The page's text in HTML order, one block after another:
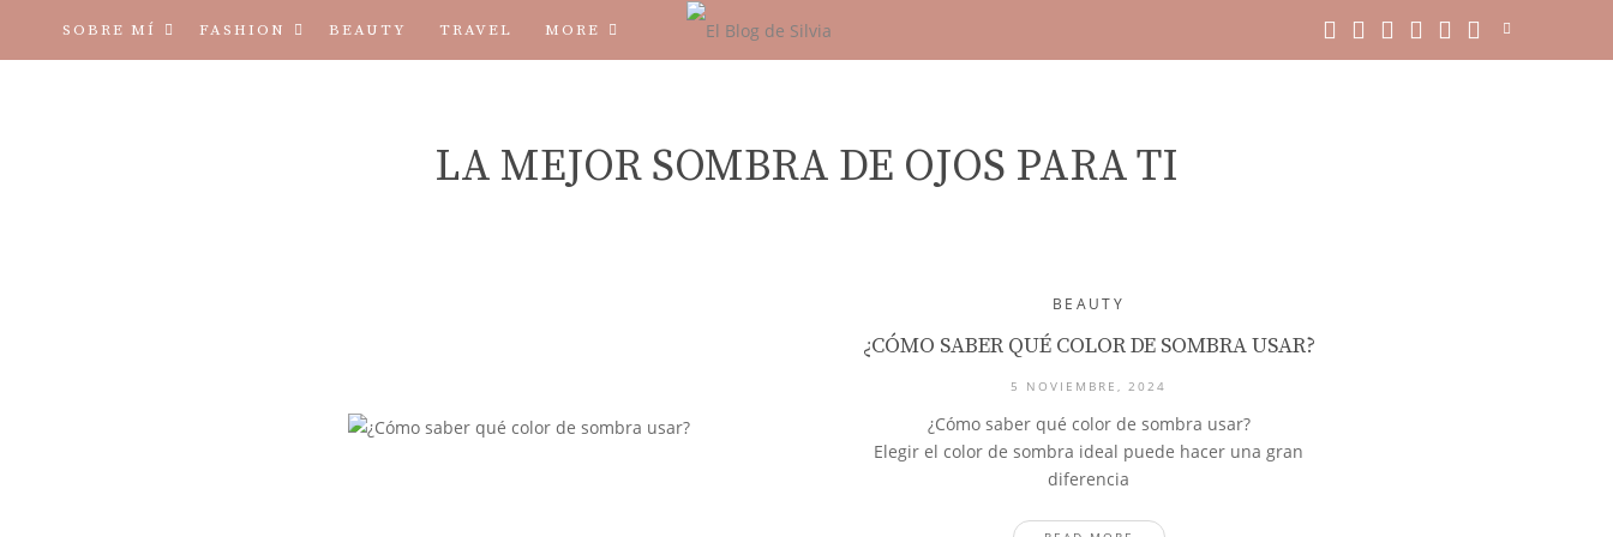
SOBRE MÍ FASHION BEAUTY TRAVEL MORE
LA MEJOR SOMBRA DE OJOS PARA TI
BEAUTY
¿CÓMO SABER QUÉ COLOR DE SOMBRA USAR?
5 NOVIEMBRE, 2024
¿Cómo saber qué color de sombra usar?
Elegir el color de sombra ideal puede hacer una gran
diferencia